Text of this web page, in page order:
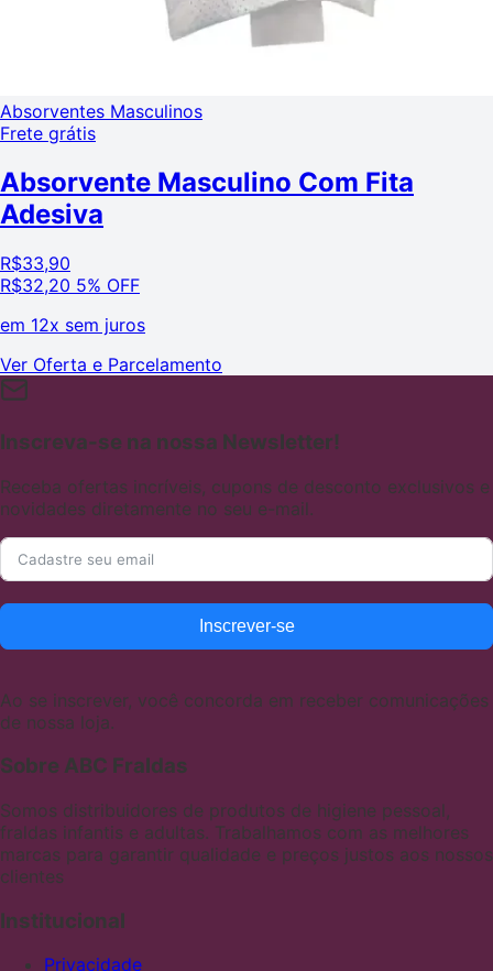
Absorventes Masculinos
Frete grátis
Absorvente Masculino Com Fita
Adesiva
R$33,90
R$32,20 5% OFF
em 12x sem juros
Ver Oferta e Parcelamento
Inscreva-se na nossa Newsletter!
Receba ofertas incríveis, cupons de desconto exclusivos e
novidades diretamente no seu e-mail.
Inscrever-se
Ao se inscrever, você concorda em receber comunicações
de nossa loja.
Sobre ABC Fraldas
Somos distribuidores de produtos de higiene pessoal,
fraldas infantis e adultas. Trabalhamos com as melhores
marcas para garantir qualidade e preços justos aos nossos
clientes
Institucional
Privacidade